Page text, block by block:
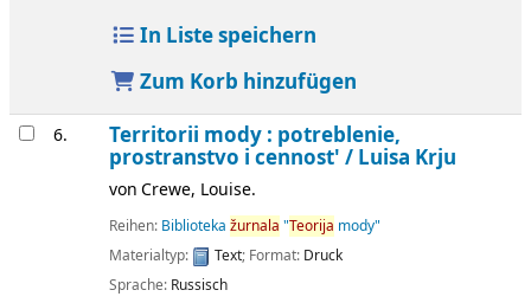
In Liste speichern
Zum Korb hinzufügen
6. Territorii mody : potreblenie,
prostranstvo i cennost' / Luisa Krju
vonCrewe, Louise.
Reihen: Biblioteka žurnala "Teorija mody"
Materialtyp:
Text; Format: Druck
Sprache: Russisch